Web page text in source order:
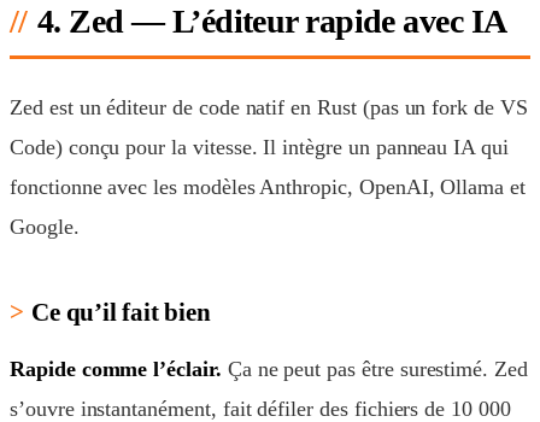
4. Zed — L’éditeur rapide avec IA
Zed est un éditeur de code natif en Rust (pas un fork de VS
Code) conçu pour la vitesse. Il intègre un panneau IA qui
fonctionne avec les modèles Anthropic, OpenAI, Ollama et
Google.
Ce qu’il fait bien
Rapide comme l’éclair. Ça ne peut pas être surestimé. Zed
s’ouvre instantanément, fait défiler des fichiers de 10 000